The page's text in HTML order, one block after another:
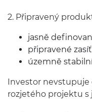
2. Připravený
jasně
připravené
územně
Investor nevstupuje
rozjetého projektu